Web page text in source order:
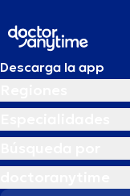
Descarga la app